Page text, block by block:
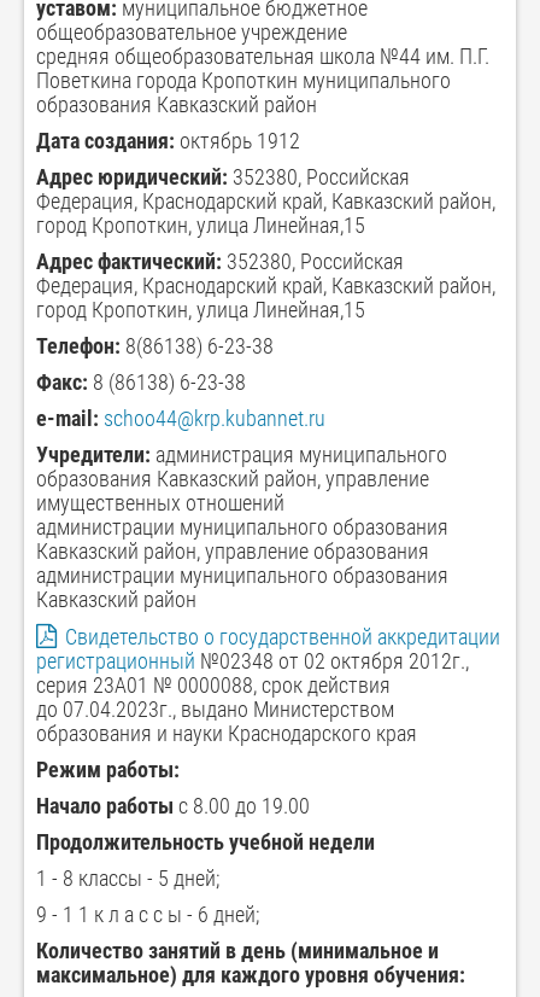
уставом: муниципальное бюджетное
общеобразовательное учреждение
средняя общеобразовательная школа №44 им. П.Г.
Поветкина города Кропоткин муниципального
образования Кавказский район
Дата создания: октябрь 1912
Адрес юридический: 352380, Российская
Федерация, Краснодарский край, Кавказский район,
город Кропоткин, улица Линейная,15
Адрес фактический: 352380, Российская
Федерация, Краснодарский край, Кавказский район,
город Кропоткин, улица Линейная,15
Телефон: 8(86138) 6-23-38
Факс: 8 (86138) 6-23-38
e-mail: schoo44@krp.kubannet.ru
Учредители: администрация муниципального
образования Кавказский район, управление
имущественных отношений
администрации муниципального образования
Кавказский район, управление образования
администрации муниципального образования
Кавказский район
Свидетельство о государственной аккредитации
регистрационный №02348 от 02 октября 2012г.,
серия 23А01 № 0000088, срок действия
до 07.04.2023г., выдано Министерством
образования и науки Краснодарского края
Режим работы:
Начало работы с 8.00 до 19.00
Продолжительность учебной недели
1 - 8 классы - 5 дней;
9 - 1 1 к л а с с ы - 6 дней;
Количество занятий в день (минимальное и
максимальное) для каждого уровня обучения: